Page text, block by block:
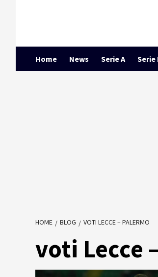
Home News Serie A Serie
HOME BLOG VOTI LECCE – PALERMO
voti Lecce